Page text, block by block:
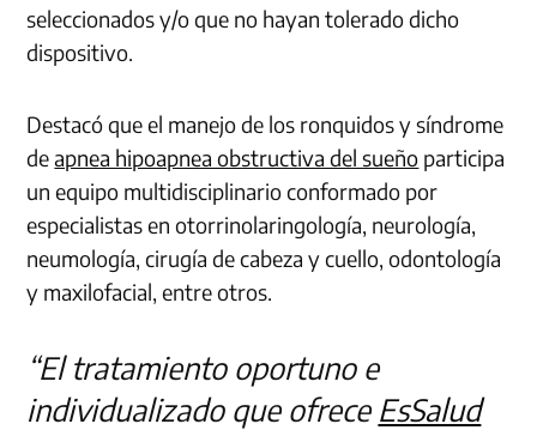
seleccionados y/o que no hayan tolerado dicho
dispositivo.
Destacó que el manejo de los ronquidos y síndrome
deapnea hipoapnea obstructiva del sueño participa
un equipo multidisciplinario conformado por
especialistas en otorrinolaringología, neurología,
neumología, cirugía de cabeza y cuello, odontología
y maxilofacial, entre otros.
“El tratamiento oportuno e
individualizado que ofrece EsSalud